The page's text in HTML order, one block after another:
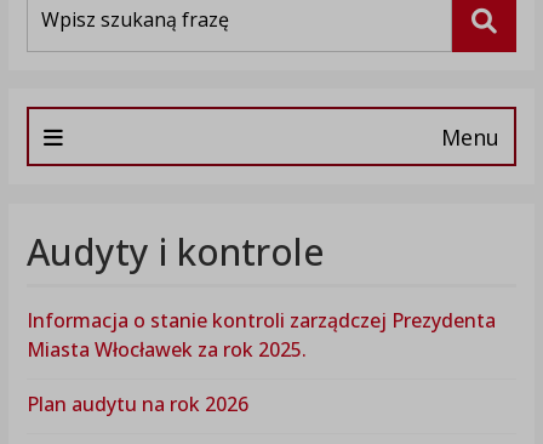
Menu
Audyty i kontrole
Informacja o stanie kontroli zarządczej Prezydenta
Miasta Włocławek za rok 2025.
Plan audytu na rok 2026